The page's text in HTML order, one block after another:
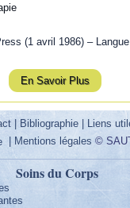
(1 avril 1986) –
En Savoir Plus
| Bibliographie | Liens
| Mentions légales ©
Soins du Corps